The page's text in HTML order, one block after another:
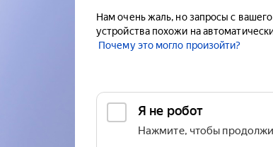
Нам очень жаль, но запросы с вашего
устройства похожи на
Почему это могло произойти?